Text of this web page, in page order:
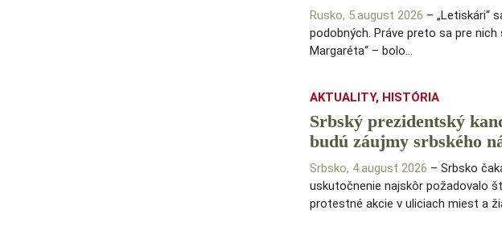
Rusko, 5.august 2026 – „Letiskári“
podobných. Práve preto sa pre
Margaréta“ – bolo…
AKTUALITY, HISTÓRIA
Srbský prezidentský
budú záujmy srbského
Srbsko, 4.august 2026 – Srbsko
uskutočnenie najskôr požadovalo
protestné akcie v uliciach miest a